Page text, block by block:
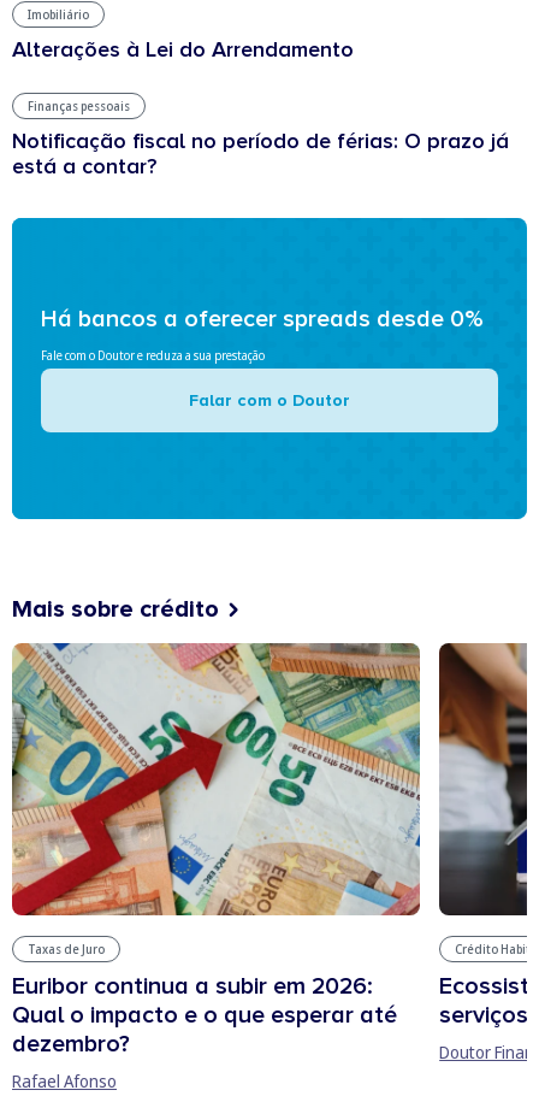
Imobiliário
Alterações à Lei do Arrendamento
Finanças pessoais
Notificação fiscal no período de férias: O prazo já
está a contar?
Há bancos a oferecer spreads desde 0%
Fale com o Doutor e reduza a sua prestação
Falar com o Doutor
Mais sobre crédito
Taxas de Juro
Euribor continua a subir em 2026:
Qual o impacto e o que esperar até
dezembro?
Rafael Afonso
Crédito
serviços
Doutor